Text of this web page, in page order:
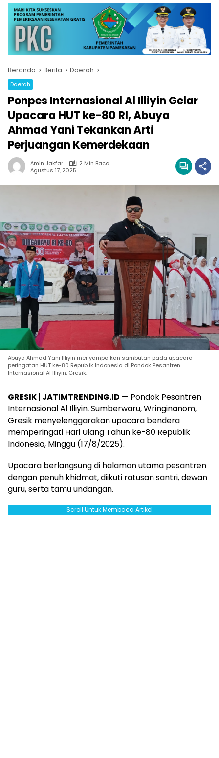
Beranda Berita Daerah
Daerah
Ponpes Internasional Al Illiyin Gelar
Upacara HUT ke-80 RI, Abuya
Ahmad Yani Tekankan Arti
Perjuangan Kemerdekaan
Amin Jakfar
2 Min Baca
Agustus 17, 2025
Abuya Ahmad Yani Illiyin menyampaikan sambutan pada upacara
peringatan HUT ke-80 Republik Indonesia di Pondok Pesantren
Internasional Al Illiyin, Gresik.
GRESIK | JATIMTRENDING.ID — Pondok Pesantren
Internasional Al Illiyin, Sumberwaru, Wringinanom,
Gresik menyelenggarakan upacara bendera
memperingati Hari Ulang Tahun ke-80 Republik
Indonesia, Minggu (17/8/2025).
Upacara berlangsung di halaman utama pesantren
dengan penuh khidmat, diikuti ratusan santri, dewan
guru, serta tamu undangan.
Scroll Untuk Membaca Artikel